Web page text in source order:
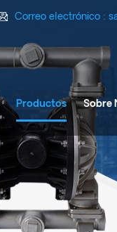
Correo electrónico :
Productos Sobre